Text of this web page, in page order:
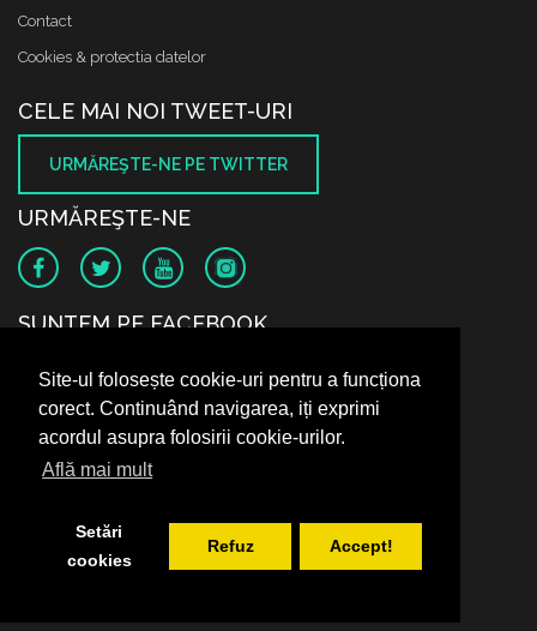
Site-ul folosește cookie-uri pentru a funcționa
corect. Continuând navigarea, iți exprimi
acordul asupra folosirii cookie-urilor.
Află mai mult
Setări
cookies
Refuz Accept!
Contact
Cookies & protectia datelor
CELE MAI NOI TWEET-URI
URMĂREŞTE-NE PE TWITTER
URMĂREŞTE-NE
SUNTEM PE FACEBOOK